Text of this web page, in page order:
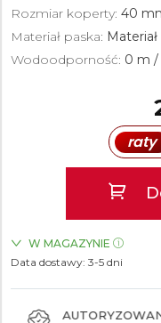
Rozmiar koperty: 40
Materiał paska: Materiał
Wodoodporność: 0 m /
raty
W MAGAZYNIE
ZEGARKI.PL Blue City
Data dostawy: 3-5 dni
AUTORYZOWANY